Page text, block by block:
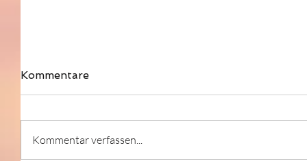
Kommentare
Kommentar verfassen...